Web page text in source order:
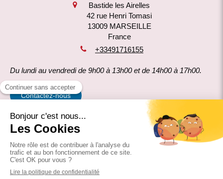
Bastide les Airelles
42 rue Henri Tomasi
13009 MARSEILLE
France
+33491716155
Du lundi au vendredi de 9h00 à 13h00 et de 14h00 à 17h00.
Contactez-nous
Mentions légales
Politique de confidentialité